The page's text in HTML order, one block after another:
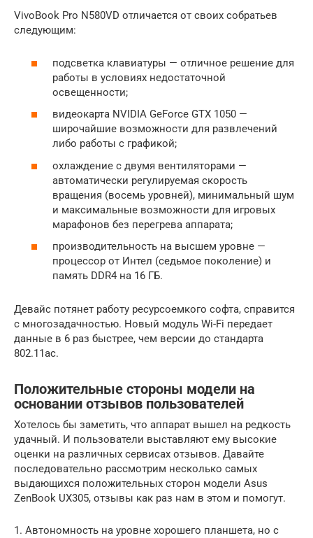
VivoBook Pro N580VD отличается от своих собратьев
следующим:
подсветка клавиатуры — отличное решение для
работы в условиях недостаточной
освещенности;
видеокарта NVIDIA GeForce GTX 1050 —
широчайшие возможности для развлечений
либо работы с графикой;
охлаждение с двумя вентиляторами —
автоматически регулируемая скорость
вращения (восемь уровней), минимальный шум
и максимальные возможности для игровых
марафонов без перегрева аппарата;
производительность на высшем уровне —
процессор от Интел (седьмое поколение) и
память DDR4 на 16 ГБ.
Девайс потянет работу ресурсоемкого софта, справится
с многозадачностью. Новый модуль Wi-Fi передает
данные в 6 раз быстрее, чем версии до стандарта
802.11ас.
Положительные стороны модели на
основании отзывов пользователей
Хотелось бы заметить, что аппарат вышел на редкость
удачный. И пользователи выставляют ему высокие
оценки на различных сервисах отзывов. Давайте
последовательно рассмотрим несколько самых
выдающихся положительных сторон модели Asus
ZenBook UX305, отзывы как раз нам в этом и помогут.
1. Автономность на уровне хорошего планшета, но с